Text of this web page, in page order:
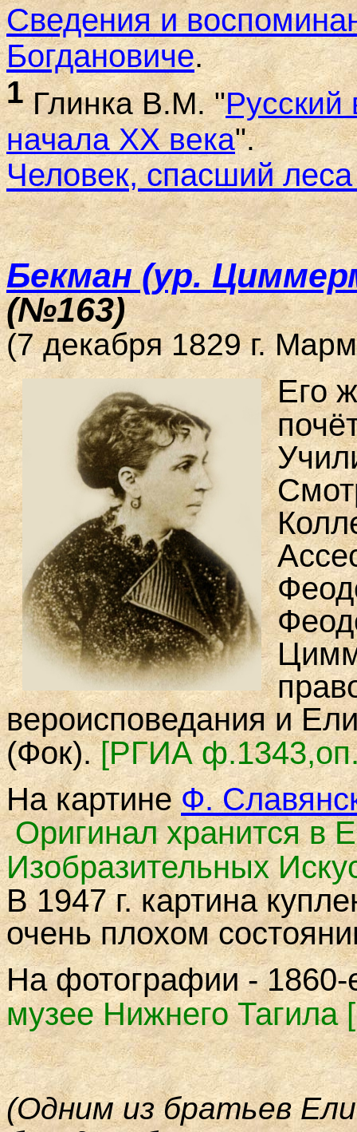
Сведения и
Богдановиче.
1Глинка В.М. "
начала XXвека".
Человек, спасший
Бекман (ур.
(№163)
(7 декабря 1829 г.
Его
вероисповедания и
(Фок). [РГИА
На картинеФ.
Оригинал хранится в
Изобразительных
В 1947 г. картина
очень плохом
На фотографии - 1860-
музее Нижнего Тагила[
(Одним из братьев